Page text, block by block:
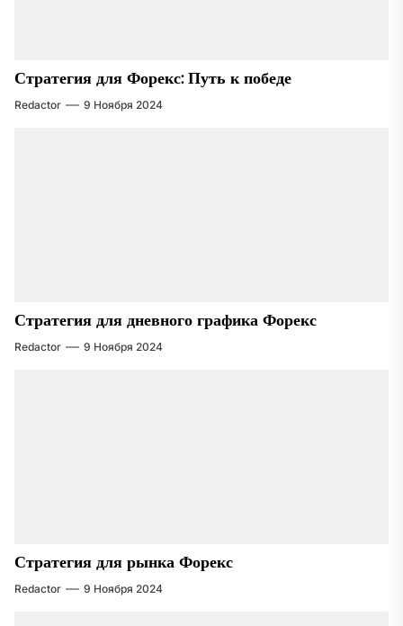
Стратегия для Форекс: Путь к победе
Redactor 9 Ноября 2024
Стратегия для дневного графика Форекс
Redactor 9 Ноября 2024
Стратегия для рынка Форекс
Redactor 9 Ноября 2024